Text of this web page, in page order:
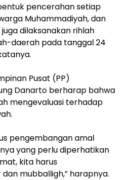
pencerahan setiap
Muhammadiyah, dan
dilaksanakan rihlah
daerah pada tanggal 24
Pusat (PP)
Danarto berharap bahwa
mengevaluasi terhadap
pengembangan amal
yang perlu diperhatikan
kita harus
mubballigh,” harapnya.